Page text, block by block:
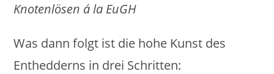
Knotenlösen á la EuGH
Was dann folgt ist die hohe Kunst des
Enthedderns in drei Schritten: